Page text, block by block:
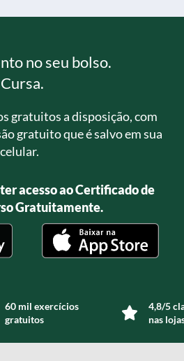
no seu bolso.
gratuitos a disposição, com
gratuito que é salvo em sua
acesso ao Certificado de
Gratuitamente.
60 mil exercícios
gratuitos
4,8/5
nas